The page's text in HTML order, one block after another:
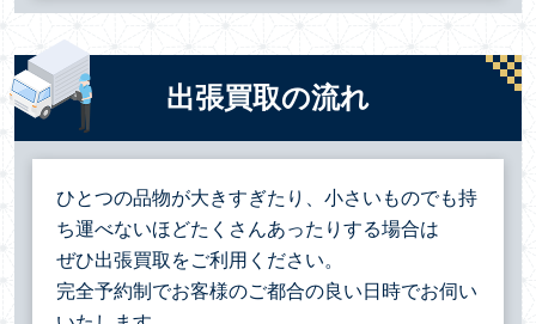
出張買取の流れ
ひとつの品物が大きすぎたり、小さいものでも持
ち運べないほどたくさんあったりする場合は
ぜひ出張買取をご利用ください。
完全予約制でお客様のご都合の良い日時でお伺い